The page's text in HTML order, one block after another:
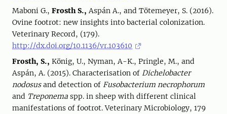
Maboni G., Frosth S., Aspán A., and Tötemeyer, S. (2016).
Ovine footrot: new insights into bacterial colonization.
Veterinary Record, (179).
http://dx.doi.org/10.1136/vr.103610
Frosth, S., König, U., Nyman, A-K., Pringle, M., and
Aspán, A. (2015). Characterisation of Dichelobacter
nodosusand detection of Fusobacterium necrophorum
and Treponema spp. in sheep with different clinical
manifestations of footrot. Veterinary Microbiology, 179